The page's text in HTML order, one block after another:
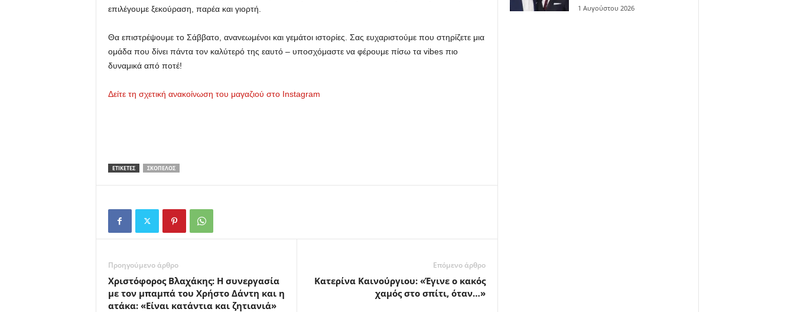
επιλέγουμε ξεκούραση, παρέα και γιορτή.
Θα επιστρέψουμε το Σάββατο, ανανεωμένοι και γεμάτοι ιστορίες. Σας ευχαριστούμε που στηρίζετε μια
ομάδα που δίνει πάντα τον καλύτερό της εαυτό – υποσχόμαστε να φέρουμε πίσω τα vibes πιο
δυναμικά από ποτέ!
Δείτε τη σχετική ανακοίνωση του μαγαζιού στο Instagram
ΕΤΙΚΕΤΕΣ ΣΚΌΠΕΛΟΣ
Προηγούμενο άρθρο
Χριστόφορος Βλαχάκης: Η συνεργασία
με τον μπαμπά του Χρήστο Δάντη και η
ατάκα: «Είναι κατάντια και ζητιανιά»
Επόμενο άρθρο
Κατερίνα Καινούργιου: «Έγινε ο κακός
χαμός στο σπίτι, όταν…»
1 Αυγούστου 2026